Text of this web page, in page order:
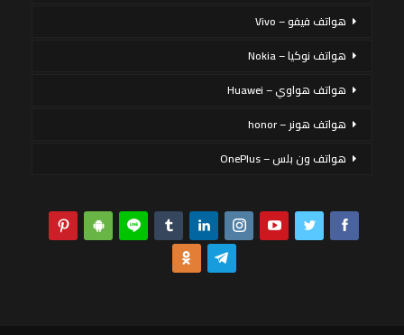
هواتف فيفو – Vivo
هواتف نوكيا – Nokia
هواتف هواوي – Huawei
هواتف هونر – honor
هواتف ون بلس – OnePlus